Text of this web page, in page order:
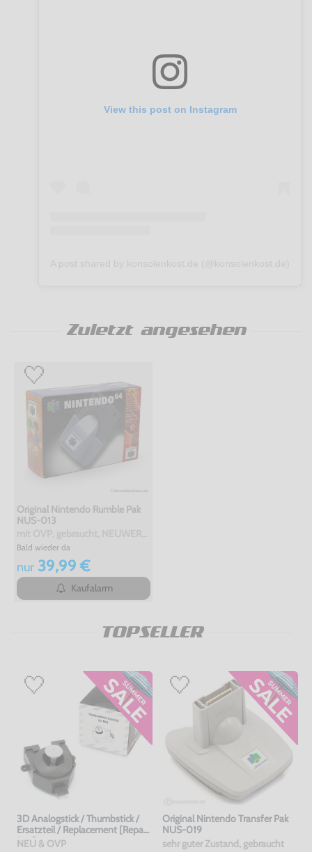
View this post on Instagram
Zuletzt angesehen
Original Nintendo Rumble Pak
NUS-013
Bald wieder da
nur39,99 €
Kaufalarm
TOPSELLER
3D Analogstick / Thumbstick /
Ersatzteil / Replacement [Repair
Box]
NEU & OVP
Original Nintendo Transfer Pak
NUS-019
sehr guter Zustand, gebraucht